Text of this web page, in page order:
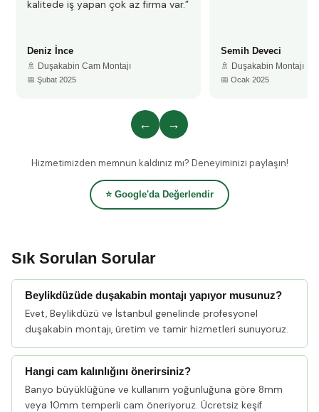
kalitede iş yapan çok az firma var.”
Deniz İnce
🚿 Duşakabin Cam Montajı
📅 Şubat 2025
Semih Deveci
🚿 Duşakabin Montajı
📅 Ocak 2025
← →
Hizmetimizden memnun kaldınız mı? Deneyiminizi paylaşın!
⭐ Google'da Değerlendir
Sık Sorulan Sorular
Beylikdüzüde duşakabin montajı yapıyor musunuz?
Evet, Beylikdüzü ve İstanbul genelinde profesyonel
duşakabin montajı, üretim ve tamir hizmetleri sunuyoruz.
Hangi cam kalınlığını önerirsiniz?
Banyo büyüklüğüne ve kullanım yoğunluğuna göre 8mm
veya 10mm temperli cam öneriyoruz. Ücretsiz keşif